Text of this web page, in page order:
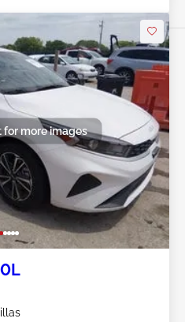
for more images